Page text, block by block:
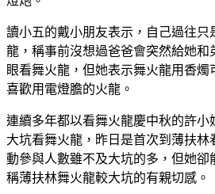
讀小五的戴小朋友表示，自己過往只
龍，稱事前沒想過爸爸會突然給她和
眼看舞火龍，但她表示舞火龍用香燭
喜歡用電燈膽的火龍。
連續多年都以看舞火龍慶中秋的許小
大坑看舞火龍，昨日是首次到薄扶
動參與人數雖不及大坑的多，但她卻
稱薄扶林舞火龍較大坑的有親切感。